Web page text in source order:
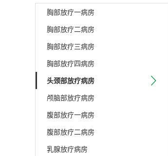
胸部放疗一病房
胸部放疗二病房
胸部放疗三病房
胸部放疗四病房
头颈部放疗病房
颅脑部放疗病房
腹部放疗一病房
腹部放疗二病房
乳腺放疗病房